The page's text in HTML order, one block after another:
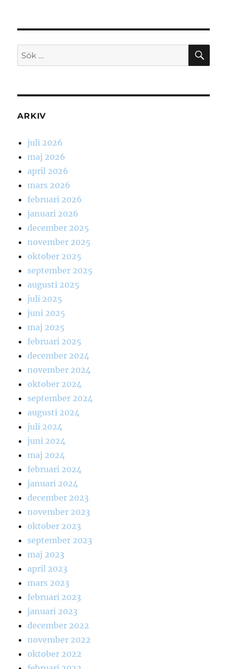
Sök
efter:
ARKIV
juli 2026
maj 2026
april 2026
mars 2026
februari 2026
januari 2026
december 2025
november 2025
oktober 2025
september 2025
augusti 2025
juli 2025
juni 2025
maj 2025
februari 2025
december 2024
november 2024
oktober 2024
september 2024
augusti 2024
juli 2024
juni 2024
maj 2024
februari 2024
januari 2024
december 2023
november 2023
oktober 2023
september 2023
maj 2023
april 2023
mars 2023
februari 2023
januari 2023
december 2022
november 2022
oktober 2022